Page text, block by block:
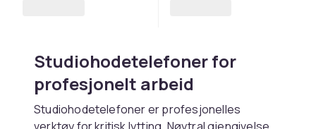
Studiohodetelefoner for
profesjonelt arbeid
Studiohodetelefoner er profesjonelles